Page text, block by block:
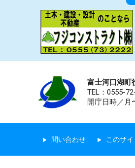
富士河口湖町
TEL：0555-
開庁日時／月
問い合わせ このサ